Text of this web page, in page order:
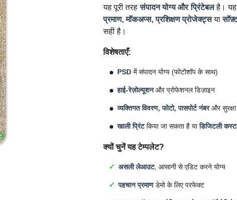
यह पूरी तरहसंपादन योग्य और प्रिंटेबलहै।
प्रमाण, मॉकअप्स, प्रशिक्षण प्रोजेक्ट्सया
सही है।
विशेषताएँ:
PSD में संपादन योग्य (फोटोशॉप के साथ)
हाई-रेज़ोल्यूशनऔर प्रोफेशनल डिज़ाइन
व्यक्तिगत विवरण, फोटो, पासपोर्ट नंबरऔर सुरक्षा
खाली प्रिंटकिया जा सकता है याडिजिटली
क्यों चुनें यह टेम्पलेट?
असली लेआउट, आसानी से एडिट करने योग्य
पहचान प्रमाणडेमो के लिए परफेक्ट